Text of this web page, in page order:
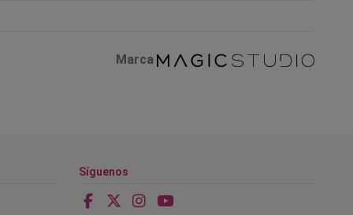
Marca
Síguenos